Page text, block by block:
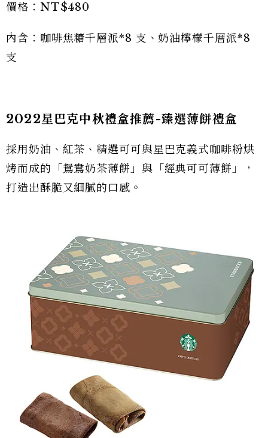
價格：NT$480
內含：咖啡焦糖千層派*8 支、奶油檸檬千層派*8
支
2022星巴克中秋禮盒推薦-臻選薄餅禮盒
採用奶油、紅茶、精選可可與星巴克義式咖啡粉烘
烤而成的「鴛鴦奶茶薄餅」與「經典可可薄餅」，
打造出酥脆又細膩的口感。